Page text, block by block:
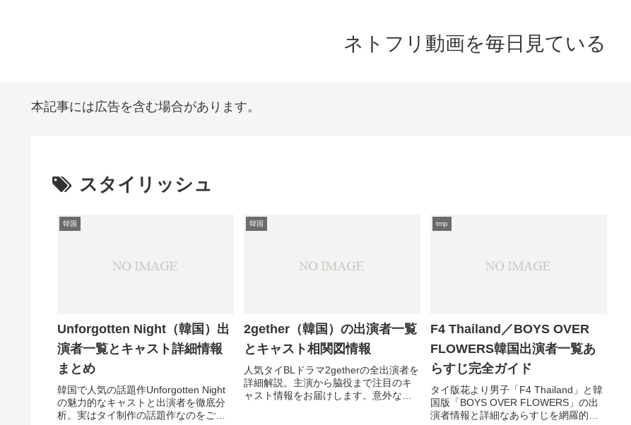
ネトフリ動画を毎日見ている
本記事には広告を含む場合があります。
スタイリッシュ
韓国
Unforgotten Night（韓国）出
演者一覧とキャスト詳細情報
まとめ
韓国で人気の話題作Unforgotten Night
の魅力的なキャストと出演者を徹底分
析。実はタイ制作の話題作なのをご存
韓国
2gether（韓国）の出演者一覧
とキャスト相関図情報
人気タイBLドラマ2getherの全出演者を
詳細解説。主演から脇役まで注目のキ
ャスト情報をお届けします。意外な経
tmp
F4 Thailand／BOYS OVER
FLOWERS韓国出演者一覧あ
らすじ完全ガイド
タイ版花より男子「F4 Thailand」と韓
国版「BOYS OVER FLOWERS」の出
演者情報と詳細なあらすじを網羅的に